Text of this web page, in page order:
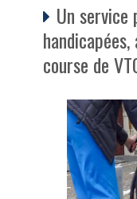
Un service
course de